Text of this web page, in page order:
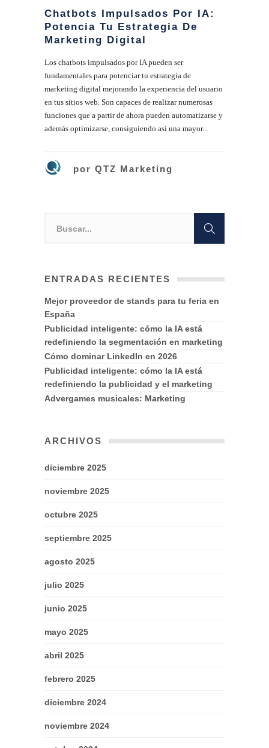
Chatbots Impulsados Por IA:
Potencia Tu Estrategia De
Marketing Digital
Los chatbots impulsados por IA pueden ser
fundamentales para potenciar tu estrategia de
marketing digital mejorando la experiencia del usuario
en tus sitios web. Son capaces de realizar numerosas
funciones que a partir de ahora pueden automatizarse y
además optimizarse, consiguiendo así una mayor...
por QTZ Marketing
ENTRADAS RECIENTES
Mejor proveedor de stands para tu feria en
España
Publicidad inteligente: cómo la IA está
redefiniendo la segmentación en marketing
Cómo dominar LinkedIn en 2026
Publicidad inteligente: cómo la IA está
redefiniendo la publicidad y el marketing
Advergames musicales: Marketing
ARCHIVOS
diciembre 2025
noviembre 2025
octubre 2025
septiembre 2025
agosto 2025
julio 2025
junio 2025
mayo 2025
abril 2025
febrero 2025
diciembre 2024
noviembre 2024